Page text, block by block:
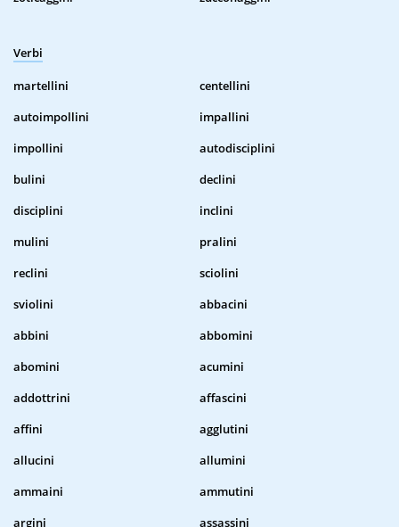
Verbi
martellini
centellini
autoimpollini
impallini
impollini
autodisciplini
bulini
declini
disciplini
inclini
mulini
pralini
reclini
sciolini
sviolini
abbacini
abbini
abbomini
abomini
acumini
addottrini
affascini
affini
agglutini
allucini
allumini
ammaini
ammutini
argini
assassini